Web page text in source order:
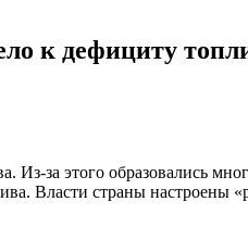
к дефициту
за этого образовались
Власти страны настроены